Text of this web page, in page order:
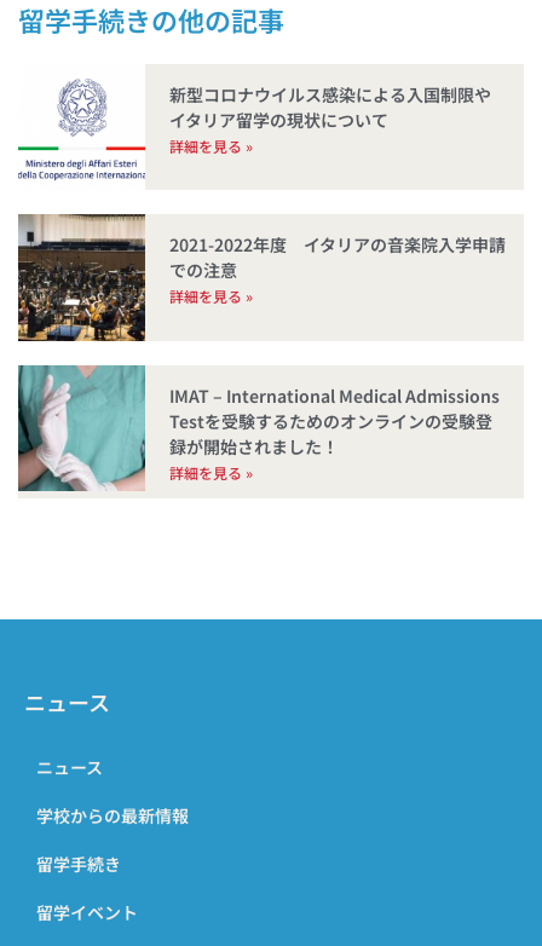
留学手続き
新型コロナウイルス感染による入国制限や
イタリア留学の現状について
詳細を見る »
2021-2022年度 イタリアの音楽院入学申請
での注意
詳細を見る »
IMAT – International Medical Admissions
Testを受験するためのオンラインの受験登
録が開始されました！
詳細を見る »
ニュース
ニュース
学校からの最新情報
留学手続き
留学イベント